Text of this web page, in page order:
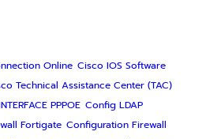
Online Cisco IOS Software
Technical Assistance Center (TAC)
PPPOE Config LDAP
Fortigate Configuration Firewall